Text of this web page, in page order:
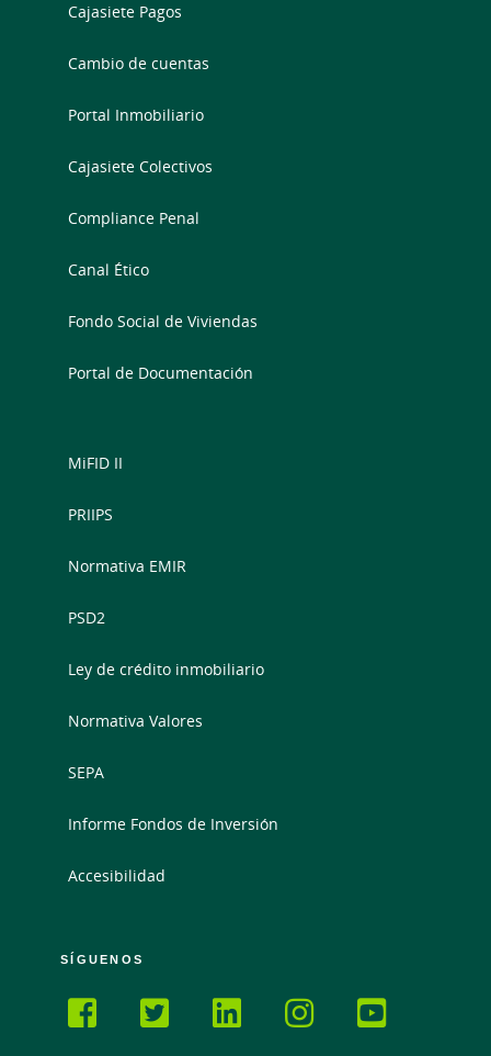
Cajasiete Pagos
Cambio de cuentas
Portal Inmobiliario
Cajasiete Colectivos
Compliance Penal
Canal Ético
Fondo Social de Viviendas
Portal de Documentación
MiFID II
PRIIPS
Normativa EMIR
PSD2
Ley de crédito inmobiliario
Normativa Valores
SEPA
Informe Fondos de Inversión
Accesibilidad
SÍGUENOS